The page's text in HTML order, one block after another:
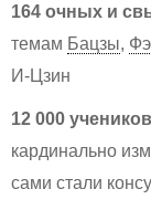
164 очных и
темам Бацзы,
И-Цзин
12 000 учеников
кардинально
сами стали